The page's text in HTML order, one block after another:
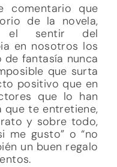
comentario que
de la novela,
el sentir del
en nosotros los
de fantasía nunca
que surta
positivo que en
que lo han
que te entretiene,
rato y sobre todo,
me gusto” o “no
un buen regalo